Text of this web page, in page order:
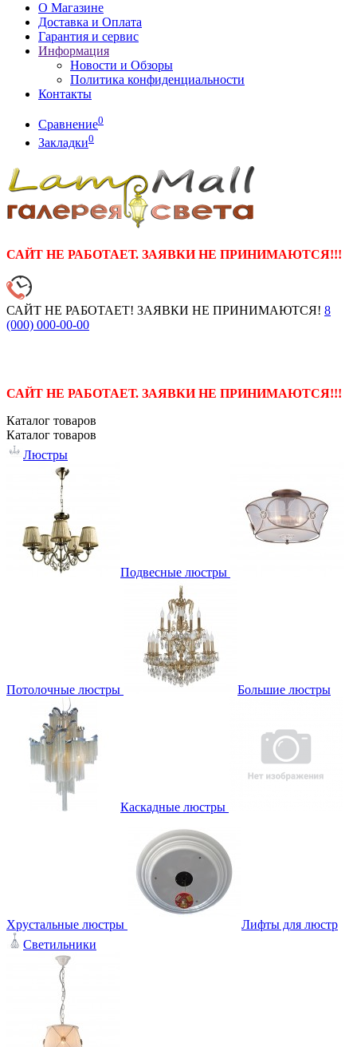
О Магазине
Доставка и Оплата
Гарантия и сервис
Информация
Новости и Обзоры
Политика конфиденциальности
Контакты
Сравнение0
Закладки0
САЙТ НЕ РАБОТАЕТ. ЗАЯВКИ НЕ ПРИНИМАЮТСЯ!!!
САЙТ НЕ РАБОТАЕТ! ЗАЯВКИ НЕ ПРИНИМАЮТСЯ! 8
(000) 000-00-00
САЙТ НЕ РАБОТАЕТ. ЗАЯВКИ НЕ ПРИНИМАЮТСЯ!!!
Каталог товаров
Каталог товаров
Люстры
Подвесные люстры
Потолочные люстры Большие люстры
Каскадные люстры
Хрустальные люстры
Лифты для люстр
Светильники